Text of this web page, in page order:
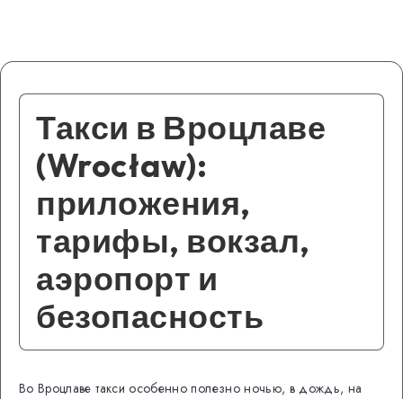
Такси в Вроцлаве
(Wrocław):
приложения,
тарифы, вокзал,
аэропорт и
безопасность
Во Вроцлаве такси особенно полезно ночью, в дождь, на